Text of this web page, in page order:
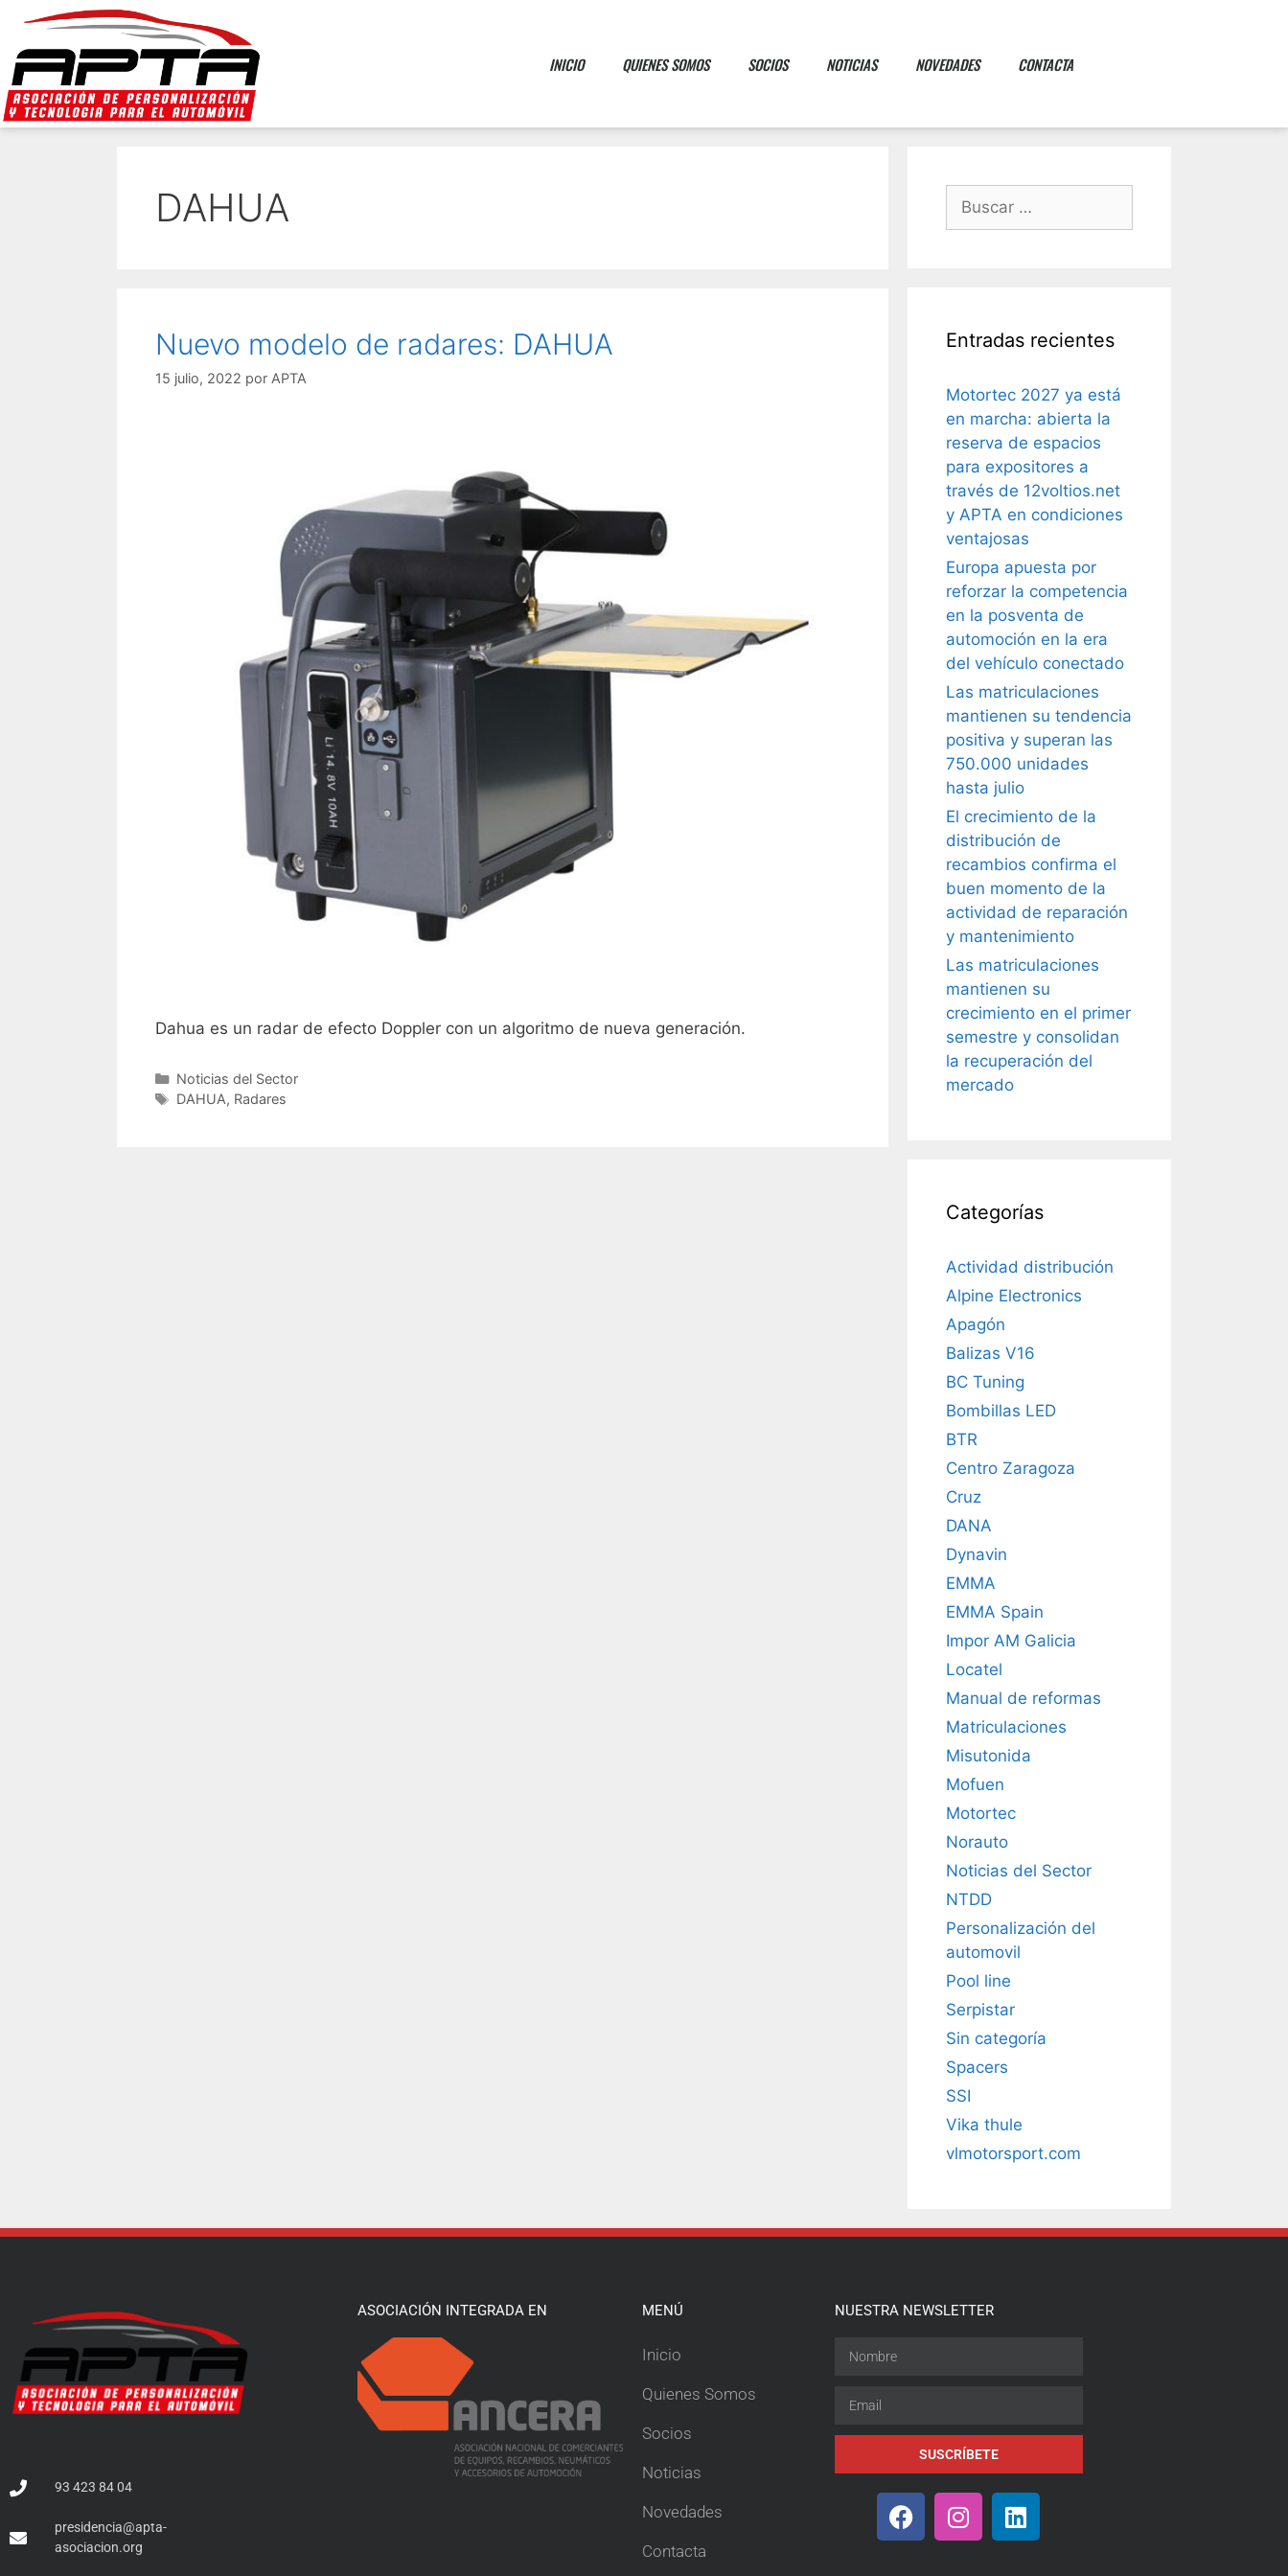
INICIO QUIENES SOMOS SOCIOS NOTICIAS NOVEDADES CONTACTA
DAHUA
Nuevo modelo de radares: DAHUA
15 julio, 2022 por APTA
Dahua es un radar de efecto Doppler con un algoritmo de nueva generación.
Noticias del Sector
DAHUA, Radares
Entradas recientes
Motortec 2027 ya está
en marcha: abierta la
reserva de espacios
para expositores a
través de 12voltios.net
y APTA en condiciones
ventajosas
Europa apuesta por
reforzar la competencia
en la posventa de
automoción en la era
del vehículo conectado
Las matriculaciones
mantienen su tendencia
positiva y superan las
750.000 unidades
hasta julio
El crecimiento de la
distribución de
recambios confirma el
buen momento de la
actividad de reparación
y mantenimiento
Las matriculaciones
mantienen su
crecimiento en el primer
semestre y consolidan
la recuperación del
mercado
Categorías
Actividad distribución
Alpine Electronics
Apagón
Balizas V16
BC Tuning
Bombillas LED
BTR
Centro Zaragoza
Cruz
DANA
Dynavin
EMMA
EMMA Spain
Impor AM Galicia
Locatel
Manual de reformas
Matriculaciones
Misutonida
Mofuen
Motortec
Norauto
Noticias del Sector
NTDD
Personalización del
automovil
Pool line
Serpistar
Sin categoría
Spacers
SSI
Vika thule
vlmotorsport.com
93 423 84 04
presidencia@apta-
asociacion.org
ASOCIACIÓN INTEGRADA EN MENÚ
Inicio
Quienes Somos
Socios
Noticias
Novedades
Contacta
NUESTRA NEWSLETTER
SUSCRÍBETE